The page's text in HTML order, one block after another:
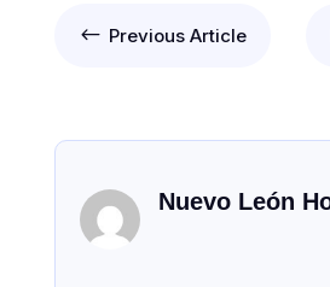
# Previous Article
Nuevo León